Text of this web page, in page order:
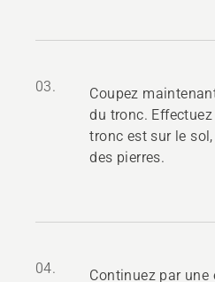
03.
Coupez
du tronc.
tronc est sur le
des pierres.
04. Continuez par